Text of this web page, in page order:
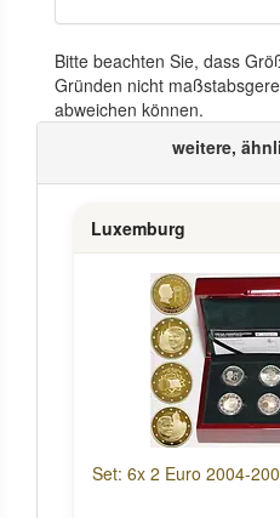
Bitte beachten Sie, dass
Gründen nicht
abweichen können.
weitere,
Luxemburg
Set: 6x 2 Euro 2004-